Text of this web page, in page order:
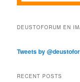
DEUSTOFORUM EN
Tweets by
RECENT POSTS